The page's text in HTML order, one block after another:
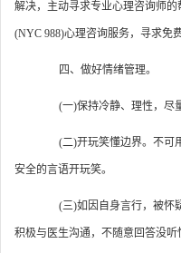
解决，主动寻求专业心理咨询师
(NYC 988)心理咨询服务，寻求免
四、做好情绪管理。
(一)保持冷静、理性，尽量
(二)开玩笑懂边界。不可用
安全的言语开玩笑。
(三)如因自身言行，被怀疑
积极与医生沟通，不随意回答没